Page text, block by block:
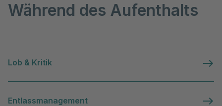
Während des Aufenthalts
Lob & Kritik
Entlassmanagement